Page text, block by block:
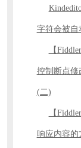
字符会被
【
控制断点修
(二)
【
响应内容的